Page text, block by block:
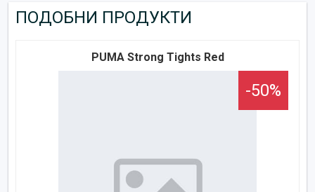
ПОДОБНИ ПРОДУКТИ
PUMA Strong Tights Red
-50%